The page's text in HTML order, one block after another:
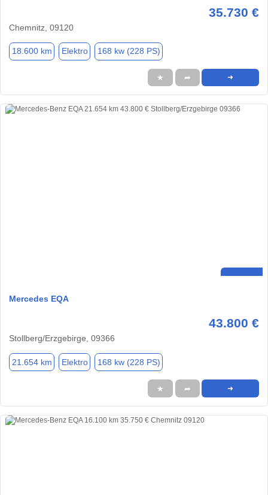
35.730 €
Chemnitz, 09120
18.600 km Elektro 168 kw (228 PS)
★ ➦ ➜
Mercedes EQA
43.800 €
Stollberg/Erzgebirge, 09366
21.654 km Elektro 168 kw (228 PS)
★ ➦ ➜